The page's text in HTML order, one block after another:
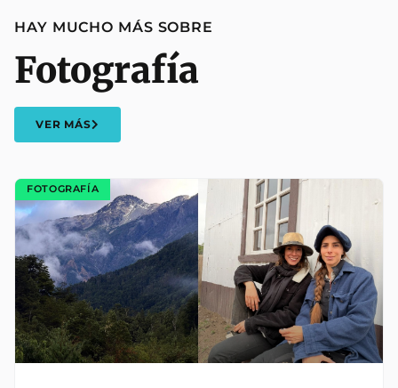
HAY MUCHO MÁS SOBRE
Fotografía
VER MÁS
FOTOGRAFÍA